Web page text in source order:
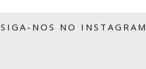
SIGA-NOS NO INSTAGRAM